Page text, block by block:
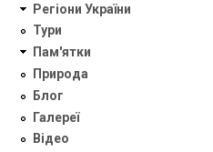
Регіони України
Тури
Пам'ятки
Природа
Блог
Галереї
Відео